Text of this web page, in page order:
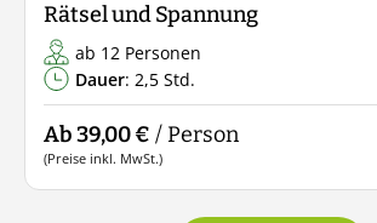
Rätsel und Spannung
ab 12 Personen
Dauer: 2,5 Std.
Ab 39,00 € / Person
(Preise inkl. MwSt.)